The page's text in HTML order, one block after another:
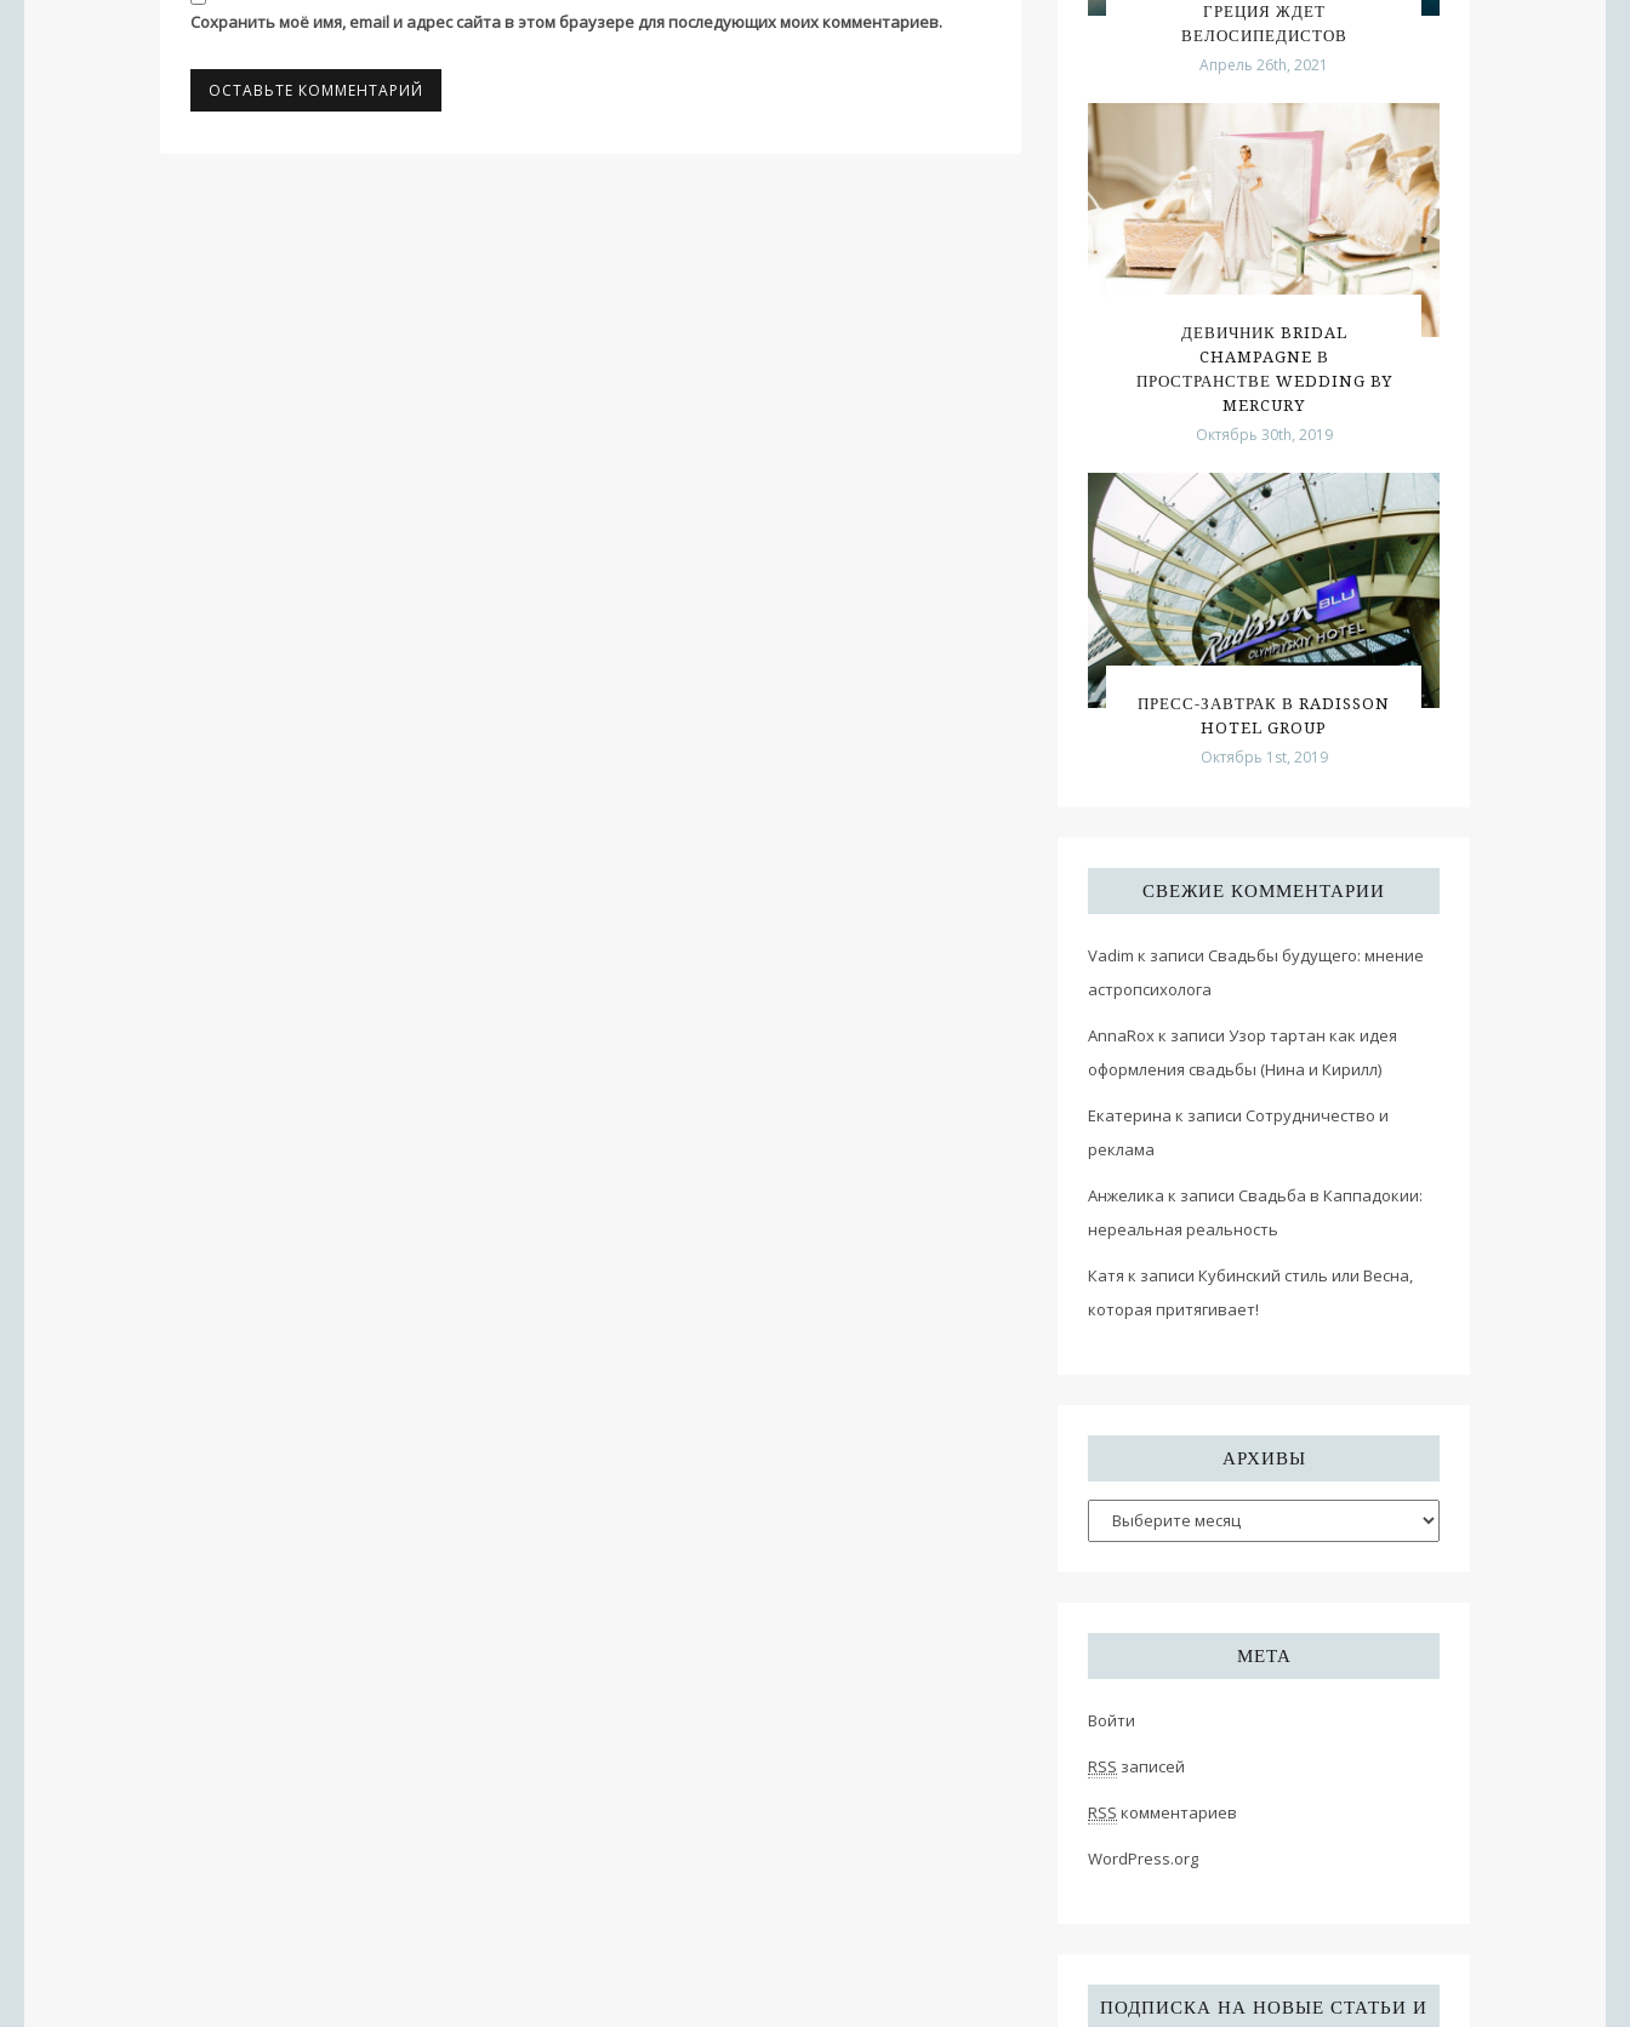
Сохранить моё имя, email и адрес сайта в этом браузере для последующих моих комментариев.
ГРЕЦИЯ ЖДЕТ
ВЕЛОСИПЕДИСТОВ
Апрель 26th, 2021
ДЕВИЧНИК BRIDAL
CHAMPAGNE В
ПРОСТРАНСТВЕ WEDDING BY
MERCURY
Октябрь 30th, 2019
ПРЕСС-ЗАВТРАК В RADISSON
HOTEL GROUP
Октябрь 1st, 2019
СВЕЖИЕ КОММЕНТАРИИ
Vadim к записи Свадьбы будущего: мнение
астропсихолога
AnnaRoxк записи Узор тартан как идея
оформления свадьбы (Нина и Кирилл)
Екатерина к записи Сотрудничество и
реклама
Анжелика к записи Свадьба в Каппадокии:
нереальная реальность
Катя к записи Кубинский стиль или Весна,
которая притягивает!
АРХИВЫ
МЕТА
Войти
RSS записей
RSS комментариев
WordPress.org
ПОДПИСКА НА НОВЫЕ СТАТЬИ И